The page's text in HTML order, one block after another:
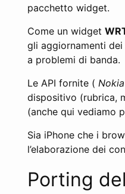
pacchetto widget.
Come un widget
gli aggiornamenti dei
a problemi di banda.
Le API fornite (
dispositivo (rubrica,
(anche qui vediamo
Sia iPhone che i
l’elaborazione dei
Porting